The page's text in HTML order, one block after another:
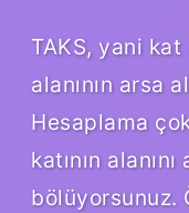
TAKS, yani kat
alanının arsa
Hesaplama
katının
bölüyorsunuz.